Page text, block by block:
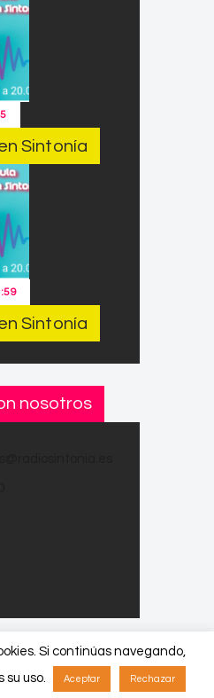
Sintonía
Sintonía
nosotros
ThemeREX. All
Si continúas navegando,
su uso.
Aceptar Rechazar